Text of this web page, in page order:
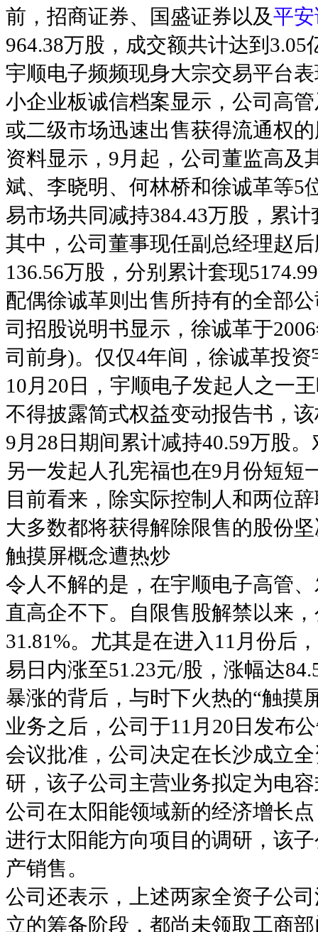
前，招商证券、国盛证券以及平
964.38万股，成交额共计达到3.05
宇顺电子频频现身大宗交易平台
小企业板诚信档案显示，公司高
或二级市场迅速出售获得流通权
资料显示，9月起，公司董监高及
斌、李晓明、何林桥和徐诚革等5
易市场共同减持384.43万股，累
其中，公司董事现任副总经理赵
136.56万股，分别累计套现
配偶徐诚革则出售所持有的全部
司招股说明书显示，徐诚革于
司前身)。仅仅4年间，徐诚革投
10月20日，宇顺电子发起人之一
不得披露简式权益变动报告书，
9月28日期间累计减持40.59万股
另一发起人孔宪福也在9月份短短
目前看来，除实际控制人和两位
大多数都将获得解除限售的股份
触摸屏概念遭热炒
令人不解的是，在宇顺电子高管
直高企不下。自限售股解禁以来
31.81%。尤其是在进入11月份后
易日内涨至51.23元/股，涨幅达
暴涨的背后，与时下火热的“触摸
业务之后，公司于11月20日发布
会议批准，公司决定在长沙成立
研，该子公司主营业务拟定为电
公司在太阳能领域新的经济增长
进行太阳能方向项目的调研，该
产销售。
公司还表示，上述两家全资子公
立的筹备阶段，都尚未领取工商